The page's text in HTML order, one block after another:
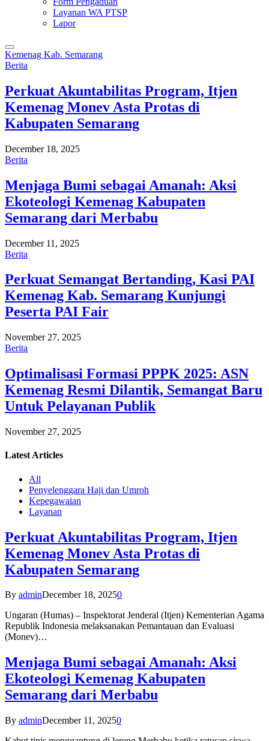
Layanan WA PTSP
Lapor
Kemenag Kab. Semarang
Berita
Perkuat Akuntabilitas Program, Itjen
Kemenag Monev Asta Protas di
Kabupaten Semarang
December 18, 2025
Berita
Menjaga Bumi sebagai Amanah: Aksi
Ekoteologi Kemenag Kabupaten
Semarang dari Merbabu
December 11, 2025
Berita
Perkuat Semangat Bertanding, Kasi PAI
Kemenag Kab. Semarang Kunjungi
Peserta PAI Fair
November 27, 2025
Berita
Optimalisasi Formasi PPPK 2025: ASN
Kemenag Resmi Dilantik, Semangat Baru
Untuk Pelayanan Publik
November 27, 2025
Latest Articles
All
Penyelenggara Haji dan Umroh
Kepegawaian
Layanan
Perkuat Akuntabilitas Program, Itjen
Kemenag Monev Asta Protas di
Kabupaten Semarang
By adminDecember 18, 20250
Ungaran (Humas) – Inspektorat Jenderal (Itjen) Kementerian Agama
Republik Indonesia melaksanakan Pemantauan dan Evaluasi
(Monev)…
Menjaga Bumi sebagai Amanah: Aksi
Ekoteologi Kemenag Kabupaten
Semarang dari Merbabu
By adminDecember 11, 20250